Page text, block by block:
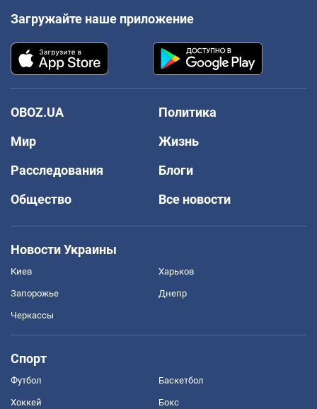
Загружайте наше приложение
OBOZ.UA
Политика
Мир
Жизнь
Расследования
Блоги
Общество
Все новости
Новости Украины
Киев Харьков
Запорожье Днепр
Черкассы
Спорт
Футбол Баскетбол
Хоккей Бокс